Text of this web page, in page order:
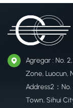
Agregar : No.
Zone, Luocun,
Address2：
Town, Sihui